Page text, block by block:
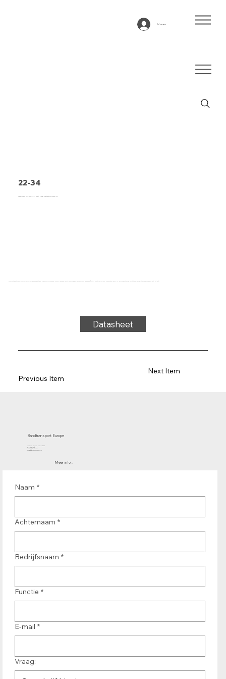
Inloggen
22-34
Transportband type 22-34 PVC, zwart, 2-laags breedtestabiel weefsel (R)
Transportband type 22-34 PVC, zwart, 2-laags breedtestabiel weefsel (R), bovenzijde: 0,7mm, onderzijde: zwart geïmpregneerd, dikte 2,4mm, hardheid 80° ShA, kracht-rek 10N/mm, roldiameter 40mm, rol- en glijondersteuning, antistatische deklaag, temperatuurbereik -15°C tot 90°C
Datasheet
Previous Item
Next Item
Bandtransport Europe
Molenwerf 12 | 1911 DB Uitgeest
the Netherlands
T.:+31 (0)251 319 119
info@bandtransporteurope.nl
Meer info :
Naam *
Achternaam *
Bedrijfsnaam *
Functie *
E-mail *
Vraag: